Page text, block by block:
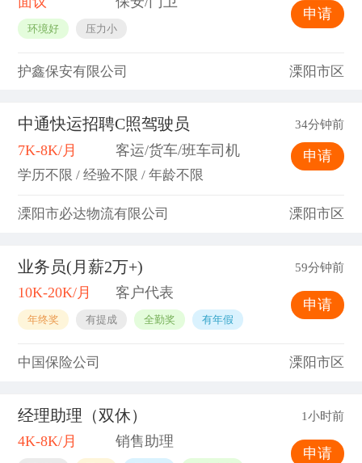
环境好 压力小
申请
护鑫保安有限公司 溧阳市区
中通快运招聘C照驾驶员 34分钟前
7K-8K/月 客运/货车/班车司机
学历不限 / 经验不限 / 年龄不限
申请
溧阳市必达物流有限公司 溧阳市区
业务员(月薪2万+) 59分钟前
10K-20K/月 客户代表
年终奖 有提成 全勤奖 有年假
申请
中国保险公司 溧阳市区
经理助理（双休） 1小时前
4K-8K/月 销售助理
申请